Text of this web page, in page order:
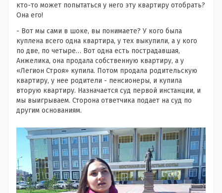
кто-то может попытаться у него эту квартиру отобрать?
Она его!
- Вот мы сами в шоке, вы понимаете? У кого была
куплена всего одна квартира, у тех выкупили, а у кого
по две, по четыре… Вот одна есть пострадавшая,
Анжелика, она продала собственную квартиру, а у
«Легион Строя» купила. Потом продала родительскую
квартиру, у нее родители - пенсионеры, и купила
вторую квартиру. Назначается суд первой инстанции, и
мы выигрываем. Сторона ответчика подает на суд по
другим основаниям.